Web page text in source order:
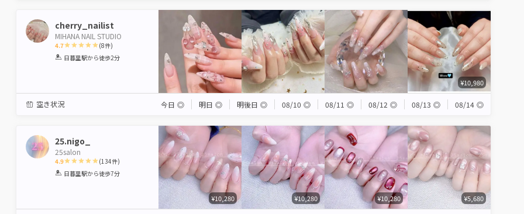
cherry_nailist
MIHANA NAIL STUDIO
4.7
1 2 3 4 5
(8件)
日暮里駅から徒歩2分
¥10,980
空き状況 今日 ◎ 明日 ◎ 明後日 ◎ 08/10 ◎ 08/11 ◎ 08/12 ◎ 08/13 ◎ 08/14 ◎
25.nigo_
25salon
4.9
1 2 3 4 5
(134件)
日暮里駅から徒歩7分
¥10,280 ¥10,280 ¥10,280 ¥5,680